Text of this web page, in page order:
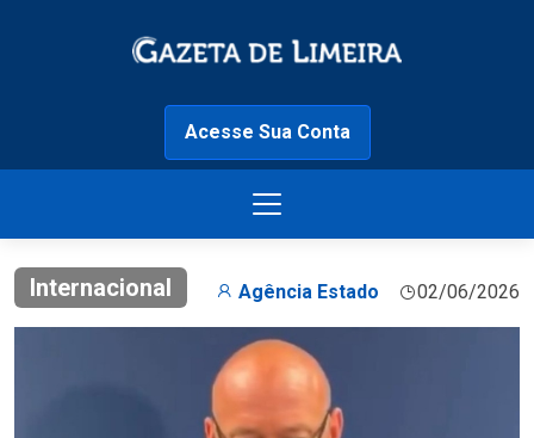
Acesse Sua Conta
Internacional Agência Estado 02/06/2026